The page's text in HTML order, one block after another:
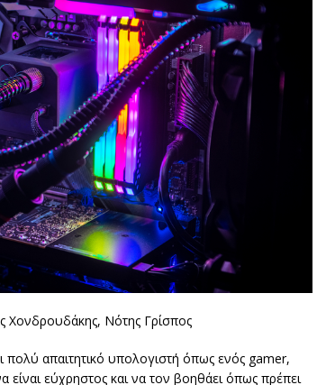
Χονδρουδάκης, Νότης Γρίσπος
πολύ απαιτητικό υπολογιστή όπως ενός gamer,
εύχρηστος και να τον βοηθάει όπως πρέπει